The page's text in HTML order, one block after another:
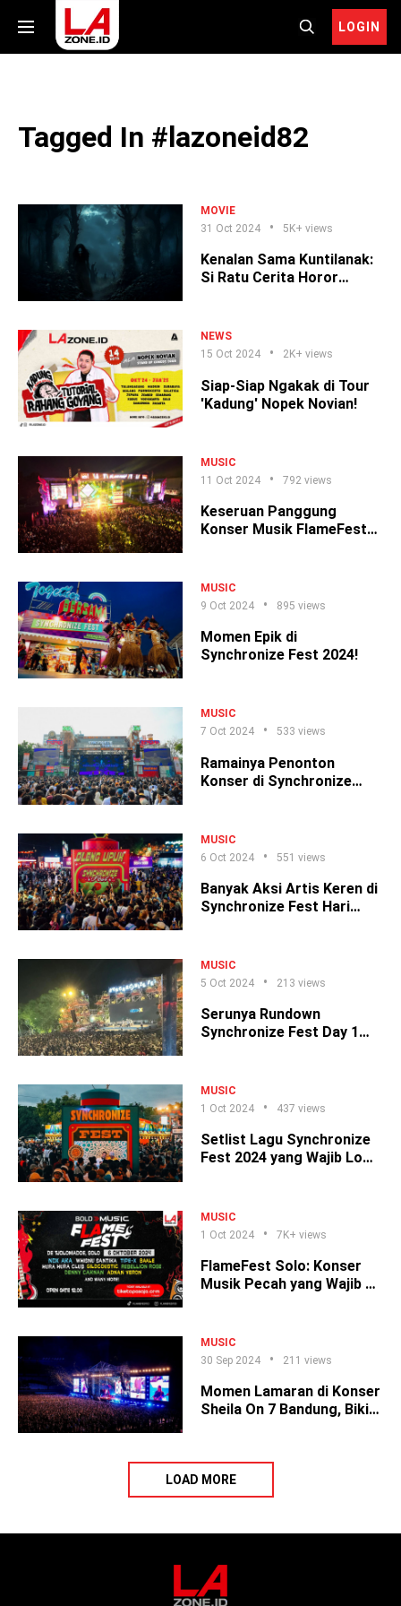
LOGIN
Tagged In #lazoneid82
MOVIE
31 Oct 2024
5K+ views
Kenalan Sama Kuntilanak:
Si Ratu Cerita Horor
NEWS
15 Oct 2024
2K+ views
Siap-Siap Ngakak di Tour
'Kadung' Nopek Novian!
MUSIC
11 Oct 2024
792 views
Keseruan Panggung
Konser Musik FlameFest
MUSIC
9 Oct 2024
895 views
Momen Epik di
Synchronize Fest 2024!
MUSIC
7 Oct 2024
533 views
Ramainya Penonton
Konser di Synchronize
MUSIC
6 Oct 2024
551 views
Banyak Aksi Artis Keren di
Synchronize Fest Hari
MUSIC
5 Oct 2024
213 views
Serunya Rundown
Synchronize Fest Day 1
MUSIC
1 Oct 2024
437 views
Setlist Lagu Synchronize
Fest 2024 yang Wajib Lo
MUSIC
1 Oct 2024
7K+ views
FlameFest Solo: Konser
Musik Pecah yang Wajib Lo
MUSIC
30 Sep 2024
211 views
Momen Lamaran di Konser
Sheila On 7 Bandung, Bikin
LOAD MORE